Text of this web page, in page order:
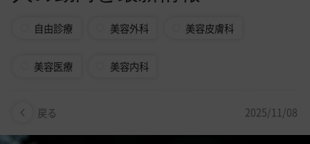
非常勤・アルバイト求人一覧
美容医療医師の転職お役立ちコンテンツ
自由診療 美容外科 美容皮膚科
美容医療 美容内科
戻る 2025/11/08